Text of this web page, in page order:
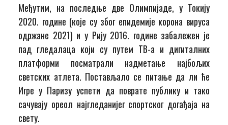
Међутим, на последње две Олимпијаде, у Токију
2020. године (које су због епидемије корона вируса
одржане 2021) и у Рију 2016. године забалежен је
пад гледалаца који су путем ТВ-а и дигиталних
платформи посматрали надметање најбољих
светских атлета. Постављало се питање да ли ће
Игре у Паризу успети да поврате публику и тако
сачувају ореол најгледанијег спортског догађаја на
свету.